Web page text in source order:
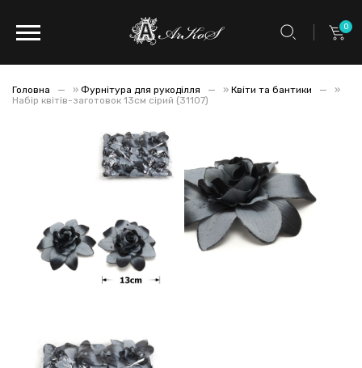
0
Головна » Фурнітура для рукоділля » Квіти та бантики
»
Набір квітів-заготовок 13см сірий (31107)